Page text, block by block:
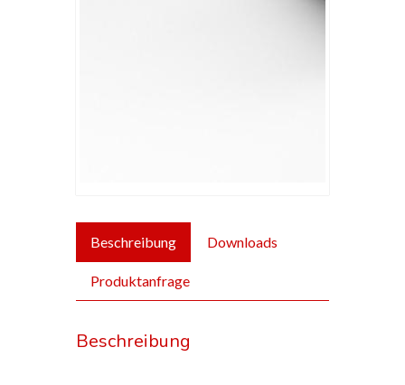
Beschreibung Downloads
Produktanfrage
Beschreibung